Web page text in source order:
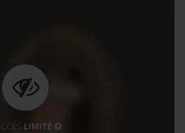
LIMITÉ